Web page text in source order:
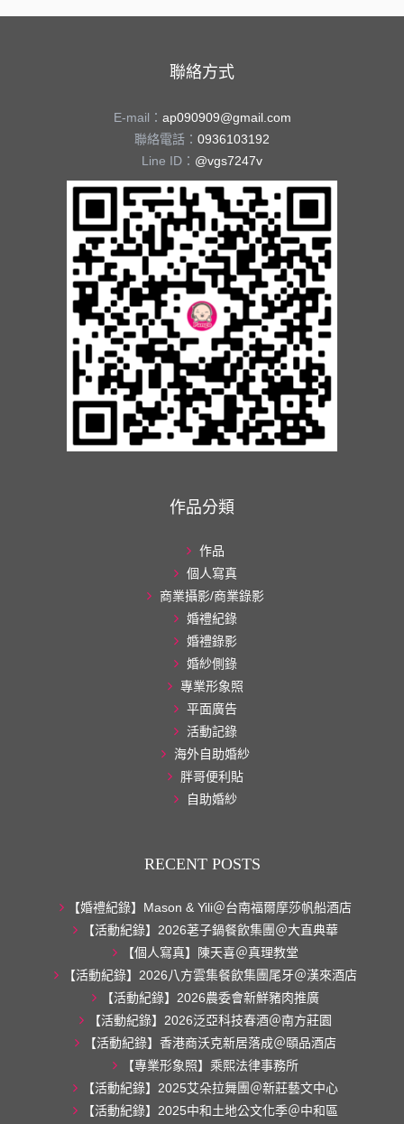
聯絡方式
E-mail： ap090909@gmail.com
聯絡電話： 0936103192
Line ID： @vgs7247v
作品分類
作品
個人寫真
商業攝影/商業錄影
婚禮紀錄
婚禮錄影
婚紗側錄
專業形象照
平面廣告
活動記錄
海外自助婚紗
胖哥便利貼
自助婚紗
RECENT POSTS
【婚禮紀錄】Mason & Yili＠台南福爾摩莎帆船酒店
【活動紀錄】2026荖子鍋餐飲集團＠大直典華
【個人寫真】陳天喜＠真理教堂
【活動紀錄】2026八方雲集餐飲集團尾牙＠漢來酒店
【活動紀錄】2026農委會新鮮豬肉推廣
【活動紀錄】2026泛亞科技春酒＠南方莊園
【活動紀錄】香港商沃克新居落成＠頤品酒店
【專業形象照】乘熙法律事務所
【活動紀錄】2025艾朵拉舞團＠新莊藝文中心
【活動紀錄】2025中和土地公文化季＠中和區